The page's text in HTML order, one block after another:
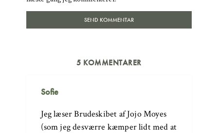
5 KOMMENTARER
Sofie
Jeg læser Brudeskibet af Jojo Moyes
(som jeg desværre kæmper lidt med at